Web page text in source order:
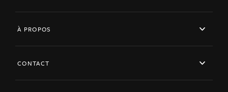
À PROPOS
CONTACT